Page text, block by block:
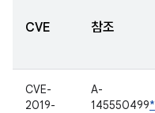
CVE 참조
CVE-
2019-
A-
145550499*